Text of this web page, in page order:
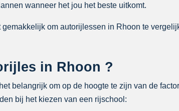
wanneer het jou het beste uitkomt.
gemakkelijk om autorijlessen in Rhoon te
in Rhoon ?
belangrijk om op de hoogte te zijn van de
bij het kiezen van een rijschool: